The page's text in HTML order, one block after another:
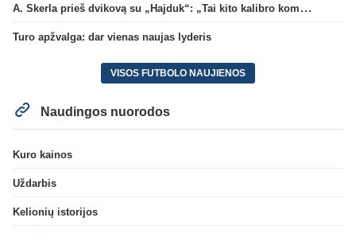
A. Skerla prieš dvikovą su „Hajduk“: „Tai kito kalibro komanda“
Turo apžvalga: dar vienas naujas lyderis
VISOS FUTBOLO NAUJIENOS
Naudingos nuorodos
Kuro kainos
Uždarbis
Kelionių istorijos